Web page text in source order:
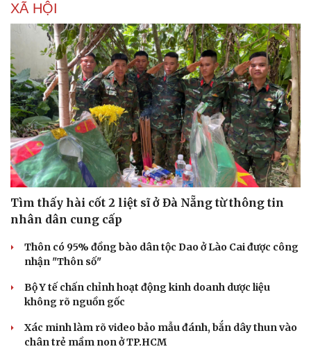
XÃ HỘI
Tìm thấy hài cốt 2 liệt sĩ ở Đà Nẵng từ thông tin
nhân dân cung cấp
Thôn có 95% đồng bào dân tộc Dao ở Lào Cai được công
nhận "Thôn số"
Bộ Y tế chấn chỉnh hoạt động kinh doanh dược liệu
không rõ nguồn gốc
Xác minh làm rõ video bảo mẫu đánh, bắn dây thun vào
chân trẻ mầm non ở TP.HCM